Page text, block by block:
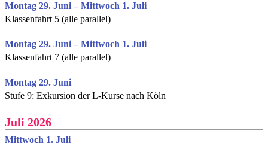
Montag 29. Juni – Mittwoch 1. Juli
Klassenfahrt 5 (alle parallel)
Montag 29. Juni – Mittwoch 1. Juli
Klassenfahrt 7 (alle parallel)
Montag 29. Juni
Stufe 9: Exkursion der L-Kurse nach Köln
Juli 2026
Mittwoch 1. Juli